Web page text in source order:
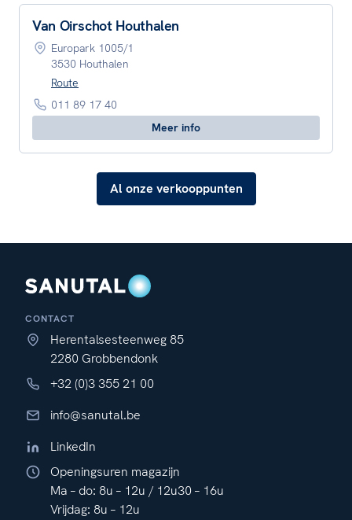
Van Oirschot Houthalen
Europark 1005/1
3530 Houthalen
Route
011 89 17 40
Meer info
Al onze verkooppunten
CONTACT
Herentalsesteenweg 85
2280 Grobbendonk
+32 (0)3 355 21 00
info@sanutal.be
LinkedIn
Openingsuren magazijn
Ma – do: 8u – 12u / 12u30 – 16u
Vrijdag: 8u – 12u